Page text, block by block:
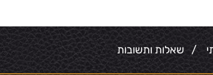
/ שאלות ותשובות